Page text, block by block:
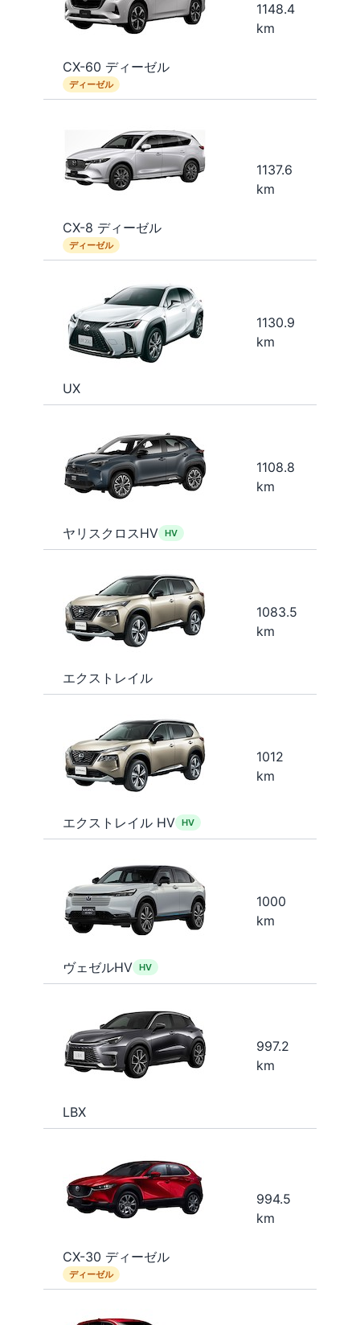
CX-60 ディーゼル
ディーゼル
1148.4
km
CX-8 ディーゼル
ディーゼル
1137.6
km
UX
1130.9
km
ヤリスクロスHV HV
1108.8
km
エクストレイル
1083.5
km
エクストレイル HV HV
1012
km
ヴェゼルHV HV
1000
km
LBX
997.2
km
CX-30 ディーゼル
ディーゼル
994.5
km